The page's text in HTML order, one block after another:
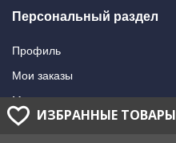
Персональный раздел
Профиль
Мои заказы
Мои подписки
Написать в поддержку
ИЗБРАННЫЕ ТОВАРЫ